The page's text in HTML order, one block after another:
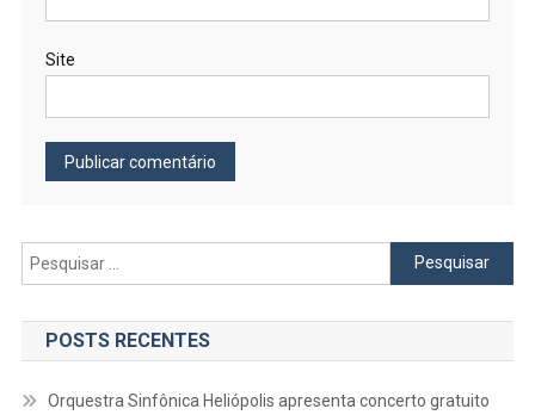
Site
Pesquisar
por:
POSTS RECENTES
Orquestra Sinfônica Heliópolis apresenta concerto gratuito